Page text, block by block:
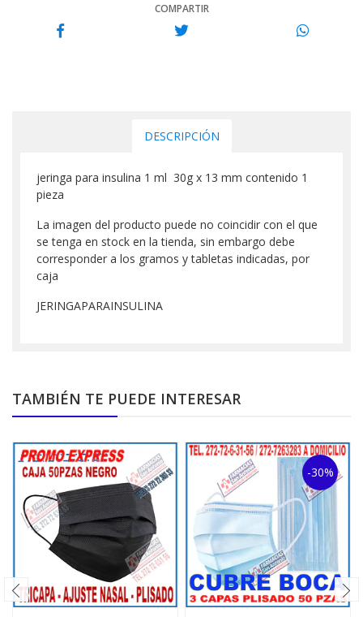
COMPARTIR
DESCRIPCIÓN
jeringa para insulina 1 ml 30g x 13 mm contenido 1
pieza
La imagen del producto puede no coincidir con el que
se tenga en stock en la tienda, sin embargo debe
corresponder a los gramos y tabletas indicadas, por
caja
JERINGAPARAINSULINA
TAMBIÉN TE PUEDE INTERESAR
-30%